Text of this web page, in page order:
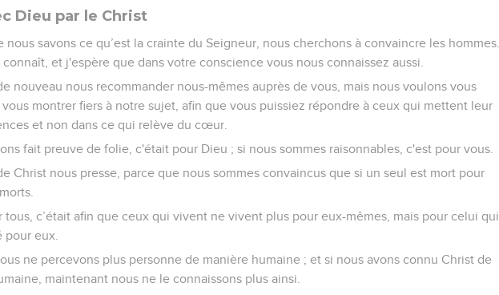
Dieu par le Christ
savons ce qu’est la crainte du Seigneur, nous cherchons à convaincre les hommes.
et j'espère que dans votre conscience vous nous connaissez aussi.
nouveau nous recommander nous-mêmes auprès de vous, mais nous voulons vous
montrer fiers à notre sujet, afin que vous puissiez répondre à ceux qui mettent leur
et non dans ce qui relève du cœur.
fait preuve de folie, c'était pour Dieu ; si nous sommes raisonnables, c'est pour vous.
Christ nous presse, parce que nous sommes convaincus que si un seul est mort pour
tous, c’était afin que ceux qui vivent ne vivent plus pour eux-mêmes, mais pour celui qui
pour eux.
ne percevons plus personne de manière humaine ; et si nous avons connu Christ de
maintenant nous ne le connaissons plus ainsi.